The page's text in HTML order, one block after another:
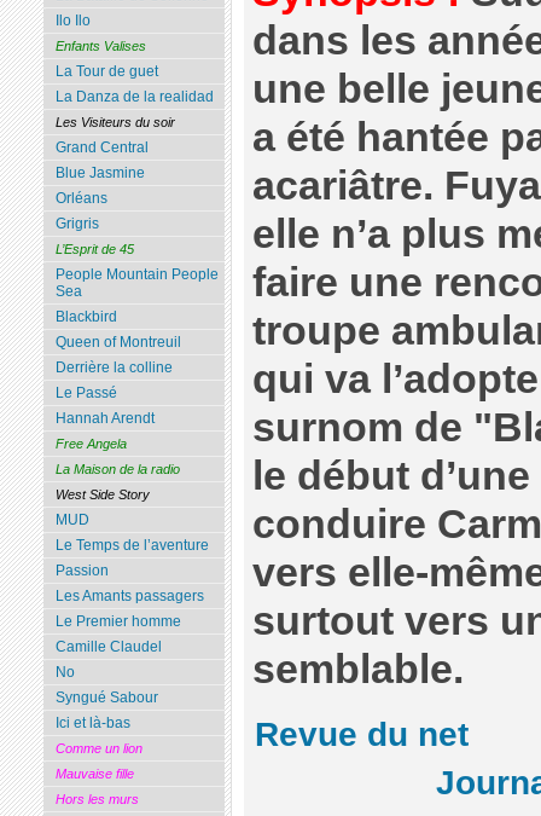
dans les
une belle
a été hantée
acariâtre.
elle n’a plus
faire une
troupe
qui va
surnom de
le début
conduire
vers elle-
surtout vers
semblable.
Revue du net
Ilo Ilo
Enfants Valises
La Tour de guet
La Danza de la realidad
Les Visiteurs du soir
Grand Central
Blue Jasmine
Orléans
Grigris
L’Esprit de 45
People Mountain People
Sea
Blackbird
Queen of Montreuil
Derrière la colline
Le Passé
Hannah Arendt
Free Angela
La Maison de la radio
West Side Story
MUD
Le Temps de l’aventure
Passion
Les Amants passagers
Le Premier homme
Camille Claudel
No
Syngué Sabour
Ici et là-bas
Comme un lion
Mauvaise fille
Hors les murs